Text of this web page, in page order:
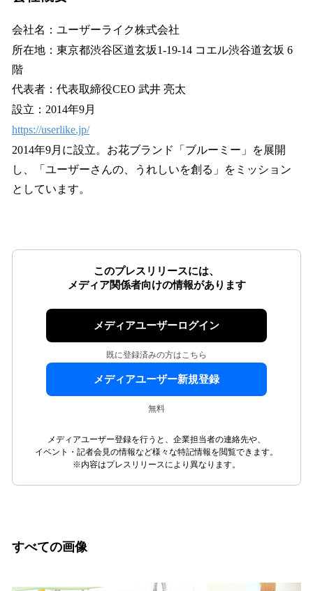
会社名：ユーザーライク株式会社
所在地：東京都渋谷区道玄坂1-19-14 コエル渋谷道玄坂 6
階
代表者：代表取締役CEO 武井 亮太
設立：2014年9月
https://userlike.jp/
2014年9月に設立。お花ブランド「ブルーミー」を展開
し、「ユーザーさんの、うれしいを創る」をミッション
としています。
このプレスリリースには、
メディア関係者向けの情報があります
メディアユーザーログイン
既に登録済みの方はこちら
メディアユーザー新規登録
無料
メディアユーザー登録を行うと、企業担当者の連絡先や、
イベント・記者会見の情報など様々な特記情報を閲覧できます。
※内容はプレスリリースにより異なります。
すべての画像